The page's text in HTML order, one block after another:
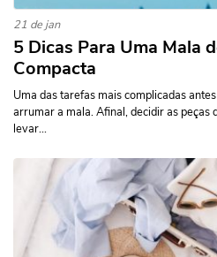
21 de jan
5 Dicas Para Uma Mala
Compacta
Uma das tarefas mais complicadas
arrumar a mala. Afinal, decidir as peças
levar...